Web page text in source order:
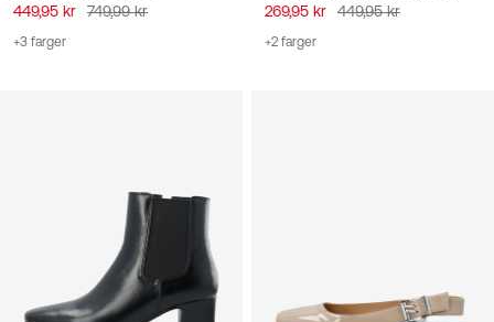
449,95 kr
749,99 kr
+3 farger
269,95 kr 449,95 kr
+2 farger